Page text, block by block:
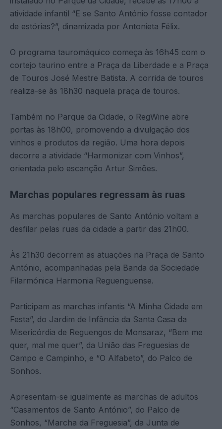
atividade infantil “E se Santo António fosse contador
de estórias?”, dinamizada por Antonieta Félix.
O programa tauromáquico começa às 16h45 com o
cortejo taurino entre a Praça da Liberdade e a Praça
de Touros José Mestre Batista. A corrida de touros
realiza-se às 18h30 naquela praça de touros.
Também no Parque da Cidade, o RegWine abre
portas às 18h00, promovendo a divulgação dos
vinhos e produtos da região. Uma hora depois
decorre a atividade “Harmonizar com Vinhos”,
orientada pelo escanção Artur Simões.
Marchas populares regressam às ruas
As marchas populares de Santo António voltam a
desfilar pelas ruas da cidade a partir das 21h00.
Às 21h30 decorrem as atuações na Praça de Santo
António, acompanhadas pela Banda da Sociedade
Filarmónica Harmonia Reguenguense.
Participam as marchas infantis “A Minha Cidade em
Festa”, do Jardim de Infância da Santa Casa da
Misericórdia de Reguengos de Monsaraz, “Bem me
quer, mal me quer”, da União das Freguesias de
Campo e Campinho, e “O Alfabeto”, do Palco de
Sonhos.
Apresentam-se igualmente as marchas de adultos
“Casamentos de Santo António”, do Palco de
Sonhos, “Marcha da Freguesia”, da Junta de